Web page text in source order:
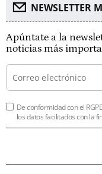
NEWSLETTER
Apúntate a la
noticias más
De conformidad con el
los datos facilitados con la